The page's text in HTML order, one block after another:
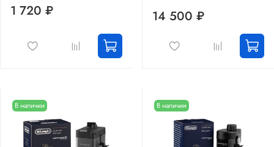
1 720 ₽ 14 500 ₽
В наличии В наличии